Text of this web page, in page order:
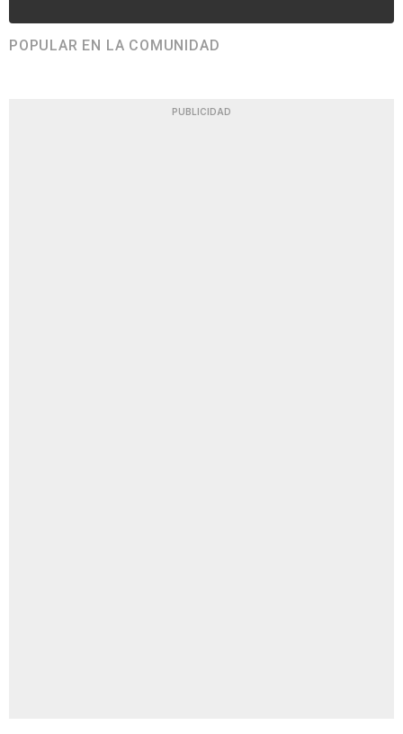
POPULAR EN LA COMUNIDAD
PUBLICIDAD